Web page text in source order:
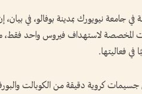
في جامعة نيويورك بمدينة بوفالو، في
المخصصة لاستهداف فيروس واحد فقط،
في فعاليتها.
جسيمات كروية دقيقة من الكوبالت